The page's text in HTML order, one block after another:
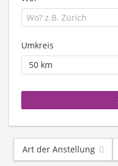
Umkreis
Art der Anstellung